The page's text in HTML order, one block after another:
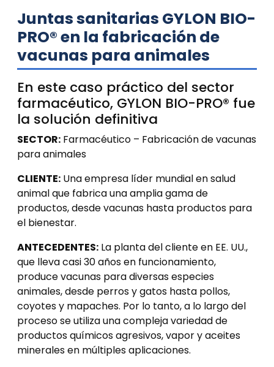
Juntas sanitarias GYLON BIO-
PRO® en la fabricación de
vacunas para animales
En este caso práctico del sector
farmacéutico, GYLON BIO-PRO® fue
la solución definitiva
SECTOR: Farmacéutico – Fabricación de vacunas
para animales
CLIENTE: Una empresa líder mundial en salud
animal que fabrica una amplia gama de
productos, desde vacunas hasta productos para
el bienestar.
ANTECEDENTES: La planta del cliente en EE. UU.,
que lleva casi 30 años en funcionamiento,
produce vacunas para diversas especies
animales, desde perros y gatos hasta pollos,
coyotes y mapaches. Por lo tanto, a lo largo del
proceso se utiliza una compleja variedad de
productos químicos agresivos, vapor y aceites
minerales en múltiples aplicaciones.